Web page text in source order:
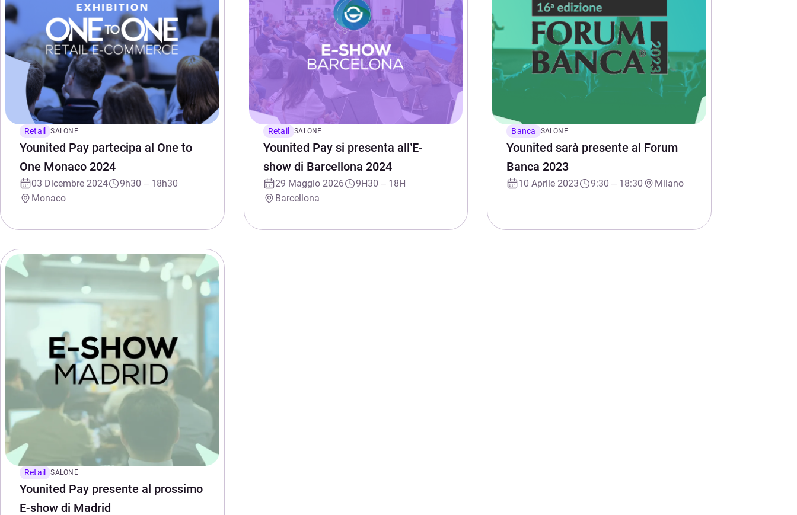
Retail SALONE
Younited Pay partecipa al One to
One Monaco 2024
03 Dicembre 2024
9h30 – 18h30
Monaco
Retail SALONE
Younited Pay si presenta all’E-
show di Barcellona 2024
29 Maggio 2026
9H30 – 18H
Barcellona
Banca SALONE
Younited sarà presente al Forum
Banca 2023
10 Aprile 2023 9:30 – 18:30 Milano
Retail SALONE
Younited Pay presente al prossimo
E-show di Madrid